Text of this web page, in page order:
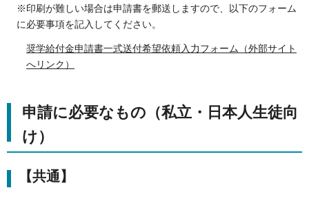
※印刷が難しい場合は申請書を郵送しますので、以下のフォーム
に必要事項を記入してください。
奨学給付金申請書一式送付希望依頼入力フォーム（外部サイト
へリンク）
申請に必要なもの（私立・日本人生徒向
け）
【共通】